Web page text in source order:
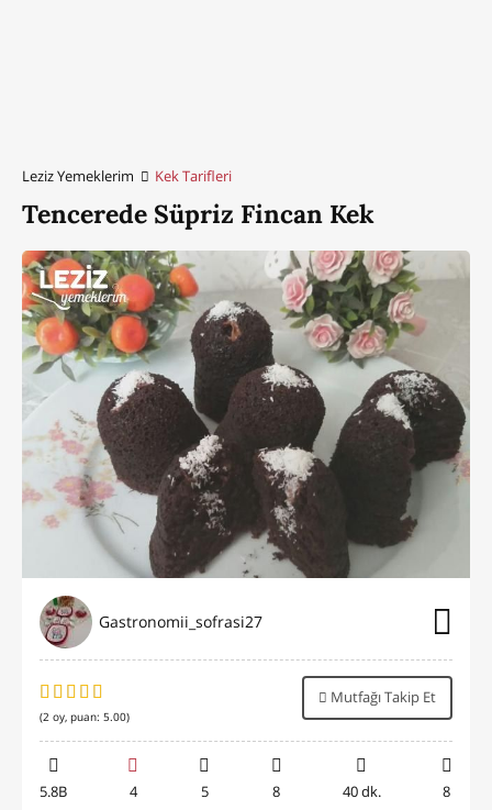
Leziz Yemeklerim Kek Tarifleri
Tencerede Süpriz Fincan Kek
Gastronomii_sofrasi27
(2 oy, puan: 5.00)
Mutfağı Takip Et
5.8B 4 5 8 40 dk. 8